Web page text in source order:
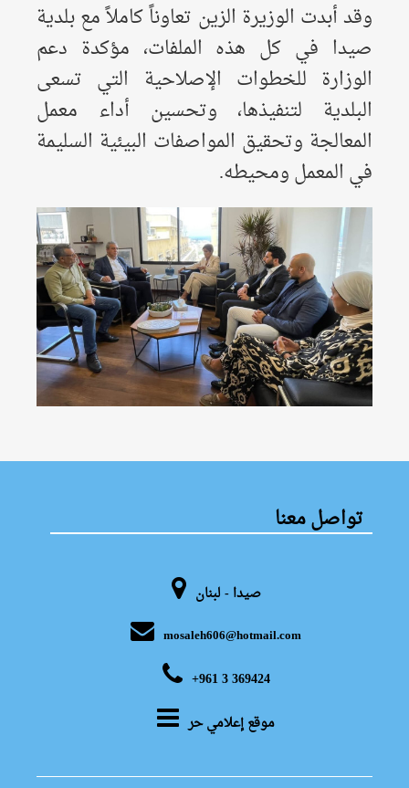
وقد أبدت الوزيرة الزين تعاوناً كاملاً مع بلدية
صيدا في كل هذه الملفات، مؤكدة دعم
الوزارة للخطوات الإصلاحية التي تسعى
البلدية لتنفيذها، وتحسين أداء معمل
المعالجة وتحقيق المواصفات البيئية السليمة
في المعمل ومحيطه.
تواصل معنا
صيدا - لبنان
mosaleh606@hotmail.com
+961 3 369424
موقع إعلامي حر